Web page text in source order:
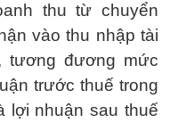
thu từ chuyển
vào thu nhập tài
tương đương mức
trước thuế trong
lợi nhuận sau thuế